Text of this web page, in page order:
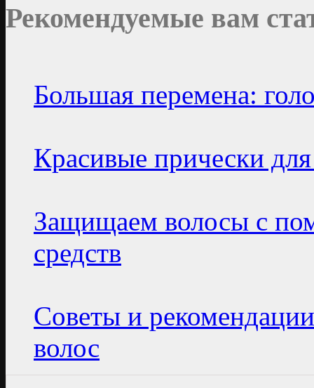
Рекомендуемые вам
Большая перемена:
Красивые прически
Защищаем волосы с
средств
Советы и
волос